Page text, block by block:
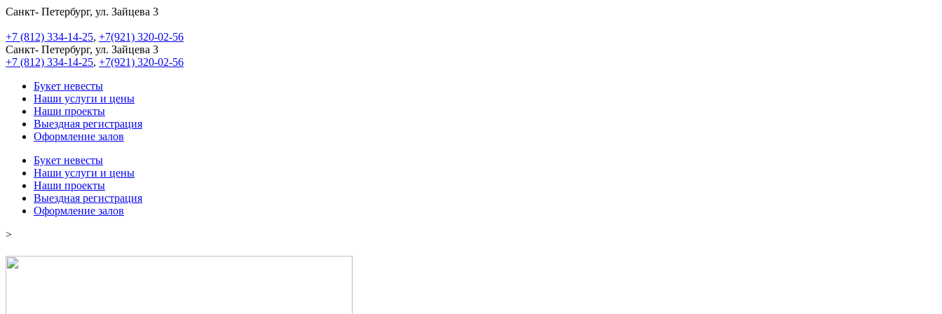
Санкт- Петербург, ул. Зайцева 3
+7 (812) 334-14-25, +7(921) 320-02-56
Санкт- Петербург, ул. Зайцева 3
+7 (812) 334-14-25, +7(921) 320-02-56
Букет невесты
Наши услуги и цены
Наши проекты
Выездная регистрация
Оформление залов
Букет невесты
Наши услуги и цены
Наши проекты
Выездная регистрация
Оформление залов
>